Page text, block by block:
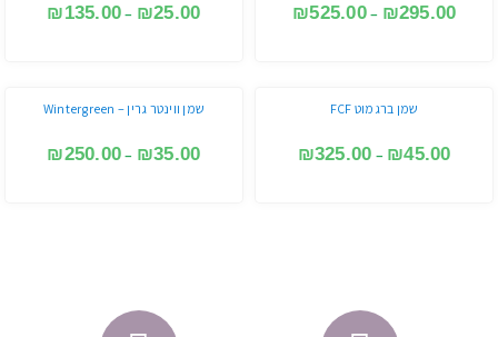
₪295.00
–
₪525.00
₪25.00
–
₪135.00
שמן ברגמוט FCF
₪45.00
–
₪325.00
שמן ווינטר גרין – Wintergreen
₪35.00
–
₪250.00